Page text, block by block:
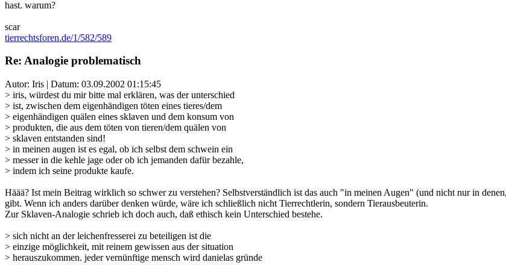
hast. warum?
scar
tierrechtsforen.de/1/582/589
Re: Analogie problematisch
Autor: Iris | Datum: 03.09.2002 01:15:45
> iris, würdest du mir bitte mal erklären, was der unterschied
> ist, zwischen dem eigenhändigen töten eines tieres/dem
> eigenhändigen quälen eines sklaven und dem konsum von
> produkten, die aus dem töten von tieren/dem quälen von
> sklaven entstanden sind!
> in meinen augen ist es egal, ob ich selbst dem schwein ein
> messer in die kehle jage oder ob ich jemanden dafür bezahle,
> indem ich seine produkte kaufe.
Häää? Ist mein Beitrag wirklich so schwer zu verstehen? Selbstverständlich ist das auch "in meinen Augen" (und nicht nur in
gibt. Wenn ich anders darüber denken würde, wäre ich schließlich nicht Tierrechtlerin, sondern Tierausbeuterin.
Zur Sklaven-Analogie schrieb ich doch auch, daß ethisch kein Unterschied bestehe.
> sich nicht an der leichenfresserei zu beteiligen ist die
> einzige möglichkeit, mit reinem gewissen aus der situation
> herauszukommen. jeder vernünftige mensch wird danielas gründe